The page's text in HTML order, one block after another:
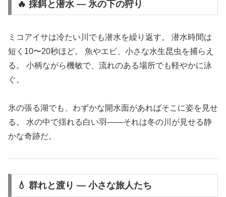
🔥 採餌と潜水 ― 氷の下の狩り
ミコアイサは冷たい川でも潜水を繰り返す。 潜水時間は
短く10〜20秒ほど。 魚やエビ、小さな水生昆虫を捕らえ
る。 小柄ながら機敏で、流れのある場所でも軽やかに泳
ぐ。
氷の張る湖でも、わずかな開水面があればそこに姿を見せ
る。 水の中で揺れる白い羽――それは冬の川が見せる静
かな奇跡だ。
💧 群れと渡り ― 小さな旅人たち